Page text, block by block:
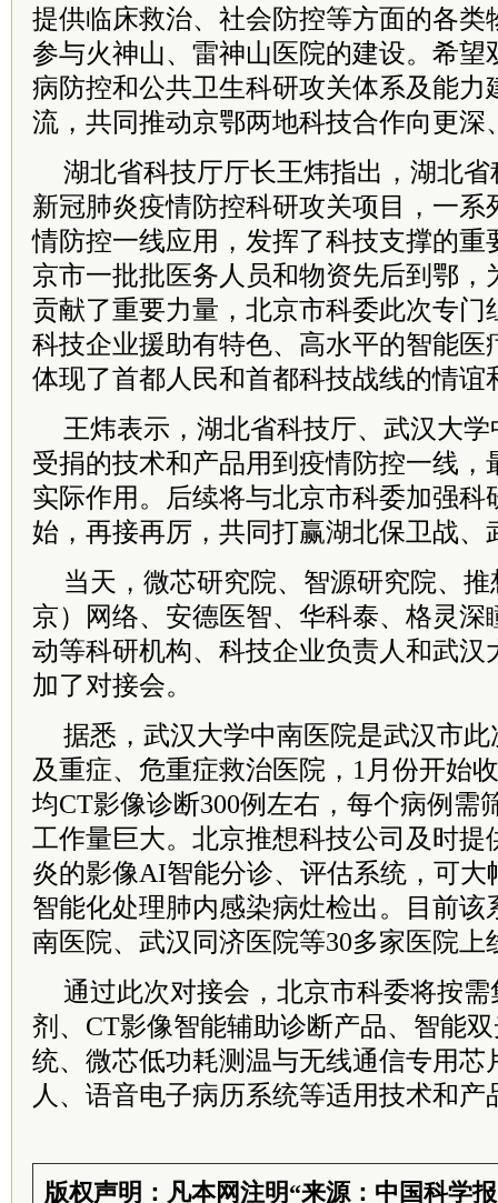
提供临床救治、社会防控等方面的各类
参与火神山、雷神山医院的建设。希望
病防控和公共卫生科研攻关体系及能力
流，共同推动京鄂两地科技合作向更深
湖北省科技厅厅长王炜指出，湖北
新冠肺炎疫情防控科研攻关项目，一系
情防控一线应用，发挥了科技支撑的重
京市一批批医务人员和物资先后到鄂，
贡献了重要力量，北京市科委此次专门
科技企业援助有特色、高水平的智能医
体现了首都人民和首都科技战线的情谊
王炜表示，湖北省科技厅、武汉大
受捐的技术和产品用到疫情防控一线，
实际作用。后续将与北京市科委加强科
始，再接再厉，共同打赢湖北保卫战、
当天，微芯研究院、智源研究院、
京）网络、安德医智、华科泰、格灵深
动等科研机构、科技企业负责人和武汉
加了对接会。
据悉，武汉大学中南医院是武汉市
及重症、危重症救治医院，1月份开始
均CT影像诊断300例左右，每个病例需
工作量巨大。北京推想科技公司及时提
炎的影像AI智能分诊、评估系统，可大
智能化处理肺内感染病灶检出。目前该
南医院、武汉同济医院等30多家医院上
通过此次对接会，北京市科委将按
剂、CT影像智能辅助诊断产品、智能
统、微芯低功耗测温与无线通信专用芯
人、语音电子病历系统等适用技术和
版权声明：凡本网注明“来源：中国科学